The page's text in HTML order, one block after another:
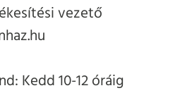
vezető
Kedd 10-12 óráig